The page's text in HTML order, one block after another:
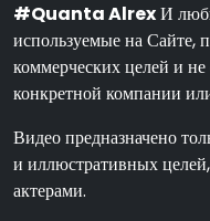
#Quanta AlrexИ
используемые на Сайте,
коммерческих целей и
конкретной компании
Видео предназначено
и иллюстративных
актерами.